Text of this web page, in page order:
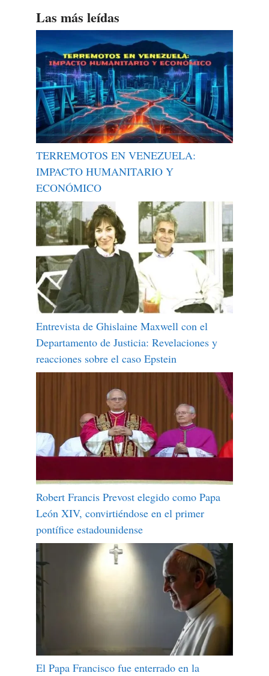
Las más leídas
TERREMOTOS EN VENEZUELA:
IMPACTO HUMANITARIO Y
ECONÓMICO
Entrevista de Ghislaine Maxwell con el
Departamento de Justicia: Revelaciones y
reacciones sobre el caso Epstein
Robert Francis Prevost elegido como Papa
León XIV, convirtiéndose en el primer
pontífice estadounidense
El Papa Francisco fue enterrado en la